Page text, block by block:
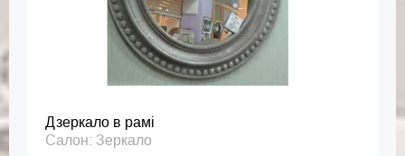
Дзеркало в рамі
Салон: Зеркало